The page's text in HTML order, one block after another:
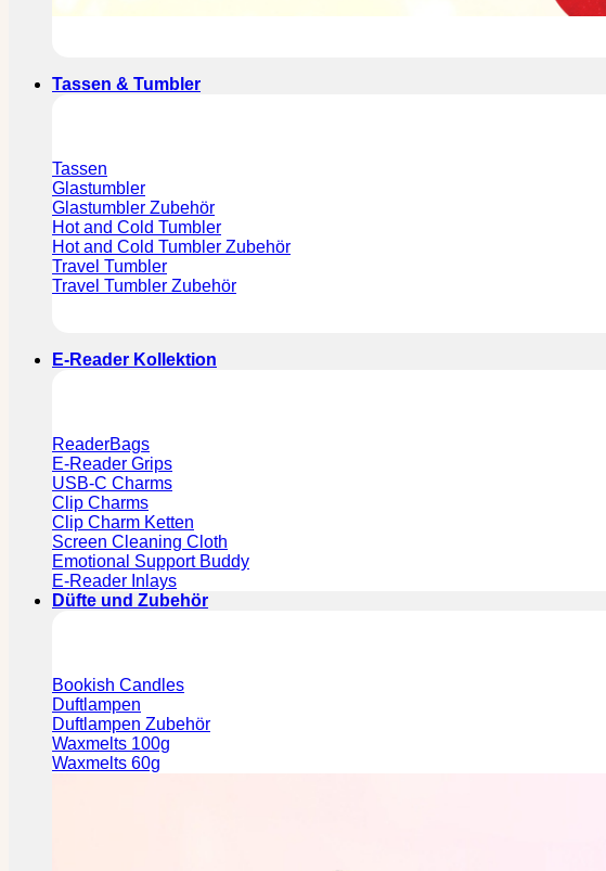
Tassen & Tumbler
Tassen
Glastumbler
Glastumbler Zubehör
Hot and Cold Tumbler
Hot and Cold Tumbler Zubehör
Travel Tumbler
Travel Tumbler Zubehör
E-Reader Kollektion
ReaderBags
E-Reader Grips
USB-C Charms
Clip Charms
Clip Charm Ketten
Screen Cleaning Cloth
Emotional Support Buddy
E-Reader Inlays
Düfte und Zubehör
Bookish Candles
Duftlampen
Duftlampen Zubehör
Waxmelts 100g
Waxmelts 60g